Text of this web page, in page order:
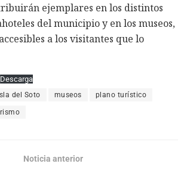
ejemplares en los distintos
del municipio y en los museos,
a los visitantes que lo
Descarga
del Soto museos plano turístico
Noticia anterior